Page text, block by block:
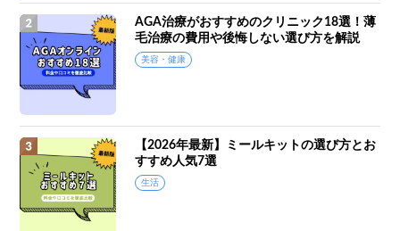
AGA治療がおすすめのクリニック18選！薄
毛治療の費用や後悔しない選び方を解説
美容・健康
【2026年最新】ミールキットの選び方とお
すすめ人気7選
生活